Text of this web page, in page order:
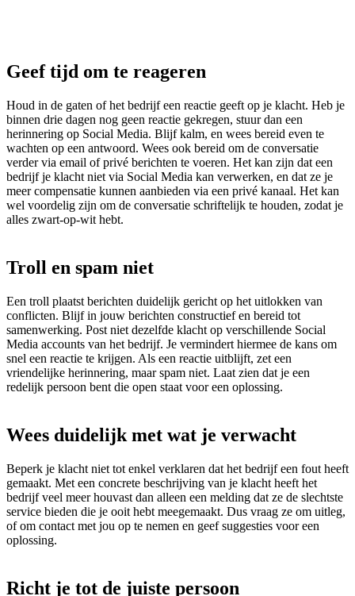
Geef tijd om te reageren
Houd in de gaten of het bedrijf een reactie geeft op je klacht. Heb je
binnen drie dagen nog geen reactie gekregen, stuur dan een
herinnering op Social Media. Blijf kalm, en wees bereid even te
wachten op een antwoord. Wees ook bereid om de conversatie
verder via email of privé berichten te voeren. Het kan zijn dat een
bedrijf je klacht niet via Social Media kan verwerken, en dat ze je
meer compensatie kunnen aanbieden via een privé kanaal. Het kan
wel voordelig zijn om de conversatie schriftelijk te houden, zodat je
alles zwart-op-wit hebt.
Troll en spam niet
Een troll plaatst berichten duidelijk gericht op het uitlokken van
conflicten. Blijf in jouw berichten constructief en bereid tot
samenwerking. Post niet dezelfde klacht op verschillende Social
Media accounts van het bedrijf. Je vermindert hiermee de kans om
snel een reactie te krijgen. Als een reactie uitblijft, zet een
vriendelijke herinnering, maar spam niet. Laat zien dat je een
redelijk persoon bent die open staat voor een oplossing.
Wees duidelijk met wat je verwacht
Beperk je klacht niet tot enkel verklaren dat het bedrijf een fout heeft
gemaakt. Met een concrete beschrijving van je klacht heeft het
bedrijf veel meer houvast dan alleen een melding dat ze de slechtste
service bieden die je ooit hebt meegemaakt. Dus vraag ze om uitleg,
of om contact met jou op te nemen en geef suggesties voor een
oplossing.
Richt je tot de juiste persoon